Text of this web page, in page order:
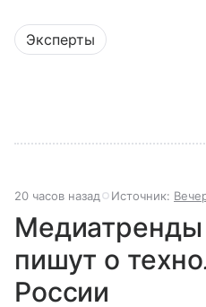
Эксперты
20 часов назад Источник:
Медиатренды
пишут о
России